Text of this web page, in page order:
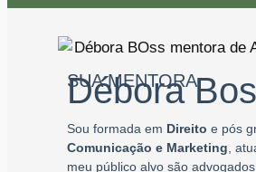
SUA MENTORA
Débora
Sou formada em Direito e pós
Comunicação e Marketing ,
meu público alvo são